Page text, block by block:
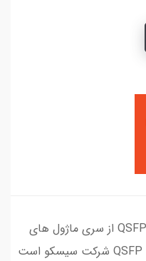
ماژول فیبر نوری مدل QSFP-40/100-SRBD از سری ماژول های
فرستنده نوری (Transceiver) از نوع QSFP شرکت سیسکو است